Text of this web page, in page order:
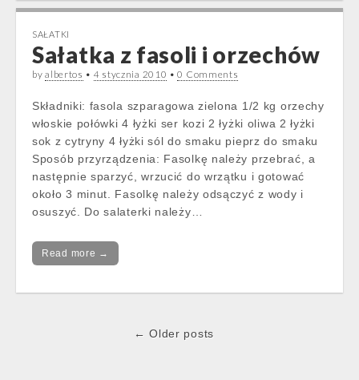
SAŁATKI
Sałatka z fasoli i orzechów
byalbertos • 4 stycznia 2010 •0 Comments
Składniki: fasola szparagowa zielona 1/2 kg orzechy
włoskie połówki 4 łyżki ser kozi 2 łyżki oliwa 2 łyżki
sok z cytryny 4 łyżki sól do smaku pieprz do smaku
Sposób przyrządzenia: Fasolkę należy przebrać, a
następnie sparzyć, wrzucić do wrzątku i gotować
około 3 minut. Fasolkę należy odsączyć z wody i
osuszyć. Do salaterki należy…
Read more →
← Older posts